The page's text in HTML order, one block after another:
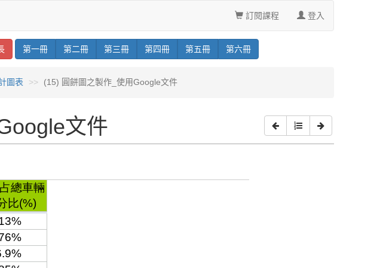
訂閱課程 登入
第一冊 第二冊 第三冊 第四冊 第五冊 第六冊
圖表 (15) 圓餅圖之製作_使用Google文件
文件